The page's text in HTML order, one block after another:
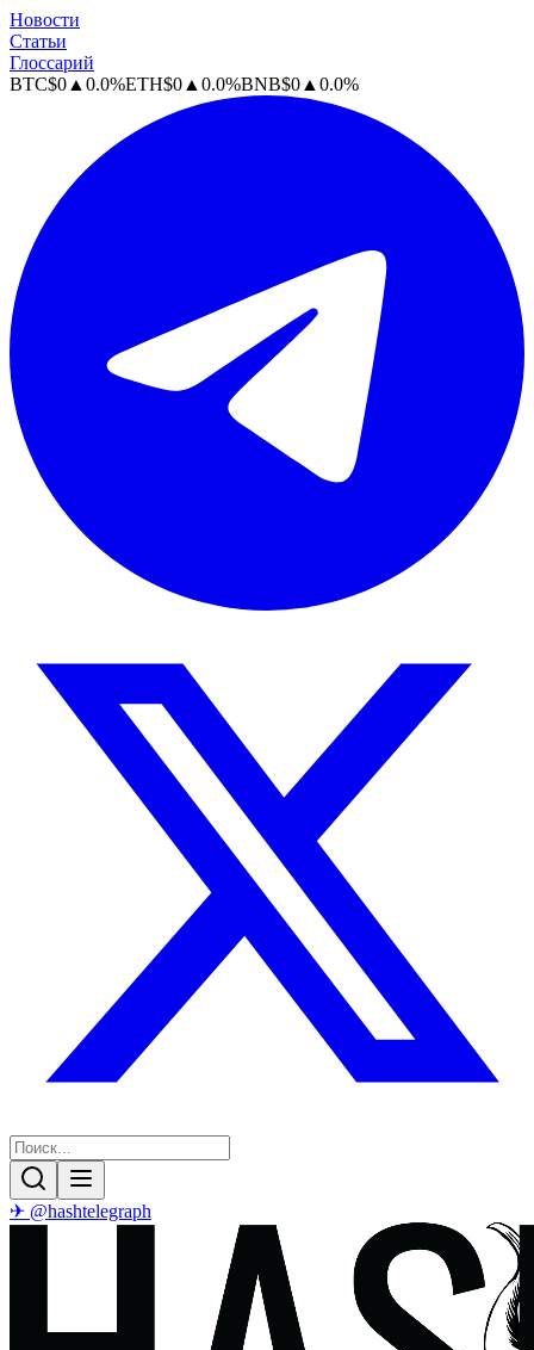
Новости
Статьи
Глоссарий
BTC$0 ▲ 0.0%ETH$0 ▲ 0.0%BNB$0 ▲ 0.0%
✈ @hashtelegraph